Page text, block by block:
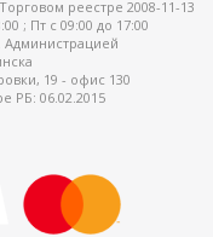
реестре 2008-11-13
; Пт c 09:00 до 17:00
Администрацией
19 - офис 130
РБ: 06.02.2015